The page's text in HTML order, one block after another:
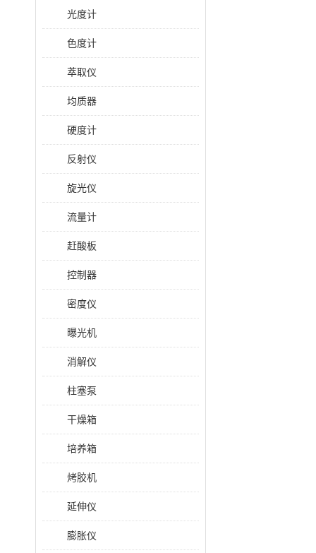
光度计
色度计
萃取仪
均质器
硬度计
反射仪
旋光仪
流量计
赶酸板
控制器
密度仪
曝光机
消解仪
柱塞泵
干燥箱
培养箱
烤胶机
延伸仪
膨胀仪